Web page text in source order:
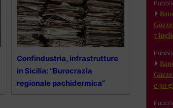
Confindustria, infrastrutture
in Sicilia: “Burocrazia
regionale pachidermica”
7
e 30